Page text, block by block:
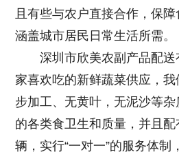
且有些与农户直接合作，保
涵盖城市居民日常生活所需。
深圳市欣美农副产品配
家喜欢吃的新鲜蔬菜供应，
步加工、无黄叶，无泥沙等
的各类食卫生和质量，并且
辆，实行“一对一”的服务体制